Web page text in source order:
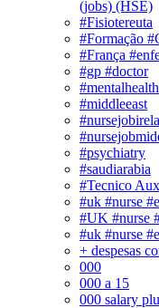
(jobs) (HSE)
#Fisiotereuta
#Formação
#França
#gp #doctor
#mentalhealth
#middleeast
#psychiatry
#saudiarabia
#Tecnico
#uk #nurse
#UK #nurse
#uk #nurse
+ despesas
000
000 a 15
000 salary